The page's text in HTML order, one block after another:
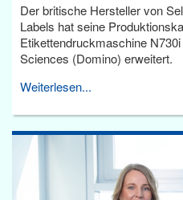
Der britische Hersteller von
Labels hat seine
Etikettendruckmaschine
Sciences (Domino) erweitert.
Weiterlesen...